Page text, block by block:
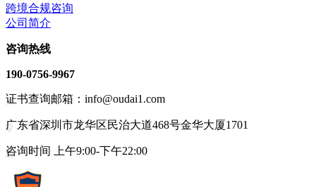
跨境合规咨询
公司简介
咨询热线
190-0756-9967
证书查询邮箱：info@oudai1.com
广东省深圳市龙华区民治大道468号金华大厦1701
咨询时间 上午9:00-下午22:00